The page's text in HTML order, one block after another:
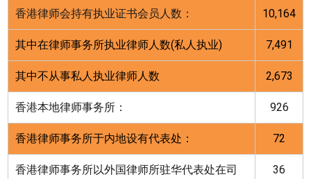
香港律师会持有执业证书会员人数： 10,164
其中在律师事务所执业律师人数(私人执业) 7,491
其中不从事私人执业律师人数 2,673
香港本地律师事务所： 926
香港律师事务所于内地设有代表处： 72
香港律师事务所以外国律师所驻华代表处在司
36